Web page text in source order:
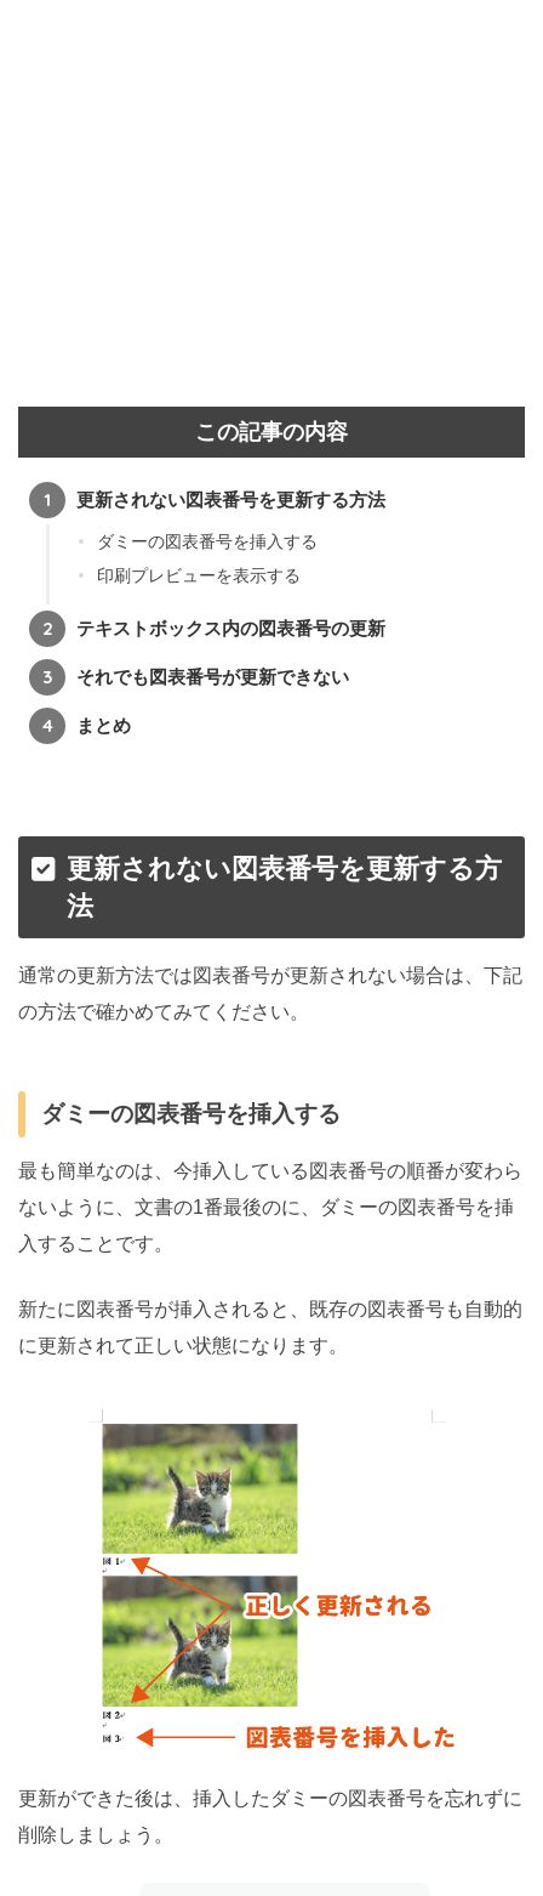
この記事の内容
更新されない図表番号を更新する方法
ダミーの図表番号を挿入する
印刷プレビューを表示する
テキストボックス内の図表番号の更新
それでも図表番号が更新できない
まとめ
更新されない図表番号を更新する方
法
通常の更新方法では図表番号が更新されない場合は、下記
の方法で確かめてみてください。
ダミーの図表番号を挿入する
最も簡単なのは、今挿入している図表番号の順番が変わら
ないように、文書の1番最後のに、ダミーの図表番号を挿
入することです。
新たに図表番号が挿入されると、既存の図表番号も自動的
に更新されて正しい状態になります。
更新ができた後は、挿入したダミーの図表番号を忘れずに
削除しましょう。